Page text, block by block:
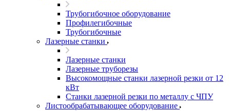
Трубогибочное оборудование
Профилегибочные
Трубогибочные
Лазерные станки
Лазерные станки
Лазерные труборезы
Высокомощные станки лазерной резки от 12
кВт
Станки лазерной резки по металлу с ЧПУ
Листообрабатывающее оборудование